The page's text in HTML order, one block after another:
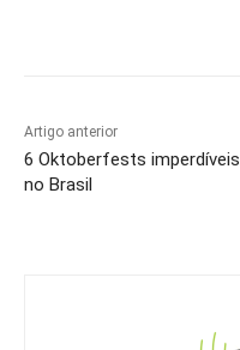
Artigo anterior
6 Oktoberfests imperdíveis
no Brasil